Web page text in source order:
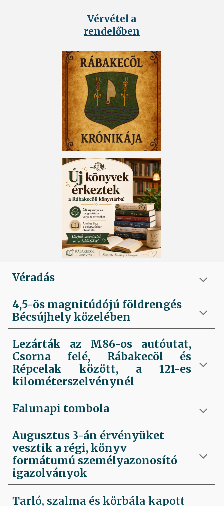
Vérvétel a
rendelőben
Véradás
4,5-ös magnitúdójú földrengés
Bécsújhely közelében
Lezárták az M86-os autóutat,
Csorna felé, Rábakecöl és
Répcelak között, a 121-es
kilométerszelvénynél
Falunapi tombola
Augusztus 3-án érvényüket
vesztik a régi, könyv
formátumú személyazonosító
igazolványok
Tarló, szalma és körbála kapott